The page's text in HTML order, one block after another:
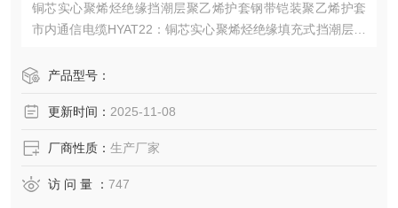
铜芯实心聚烯烃绝缘挡潮层聚乙烯护套钢带铠装聚乙烯护套
市内通信电缆HYAT22：铜芯实心聚烯烃绝缘填充式挡潮层聚
产品型号：
更新时间： 2025-11-08
厂商性质： 生产厂家
访 问 量 ： 747